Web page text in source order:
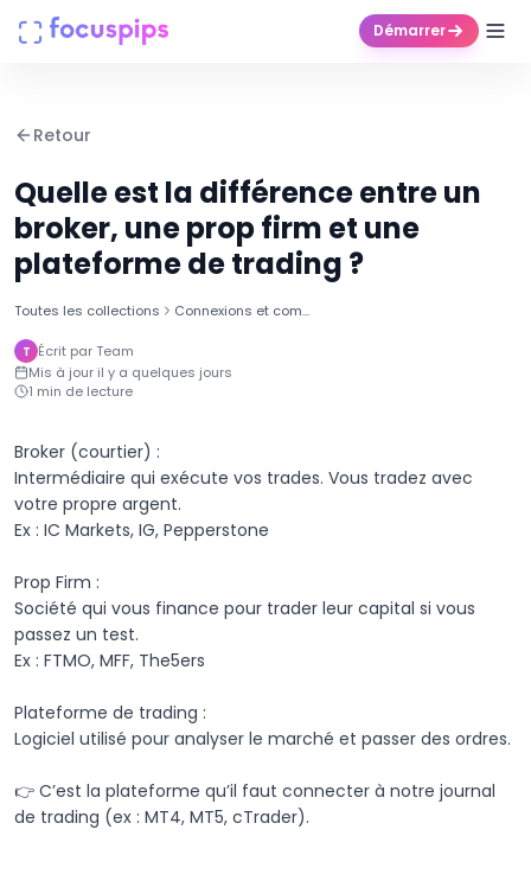
Démarrer
Tarifs
Connexion
Retour
Quelle est la différence entre un
broker, une prop firm et une
plateforme de trading ?
Toutes les collections Connexions et comptes
T Écrit par Team
Mis à jour il y a quelques jours
1 min de lecture
Broker (courtier) :
Intermédiaire qui exécute vos trades. Vous tradez avec
votre propre argent.
Ex : IC Markets, IG, Pepperstone
Prop Firm :
Société qui vous finance pour trader leur capital si vous
passez un test.
Ex : FTMO, MFF, The5ers
Plateforme de trading :
Logiciel utilisé pour analyser le marché et passer des ordres.
👉 C’est la plateforme qu’il faut connecter à notre journal
de trading (ex : MT4, MT5, cTrader).